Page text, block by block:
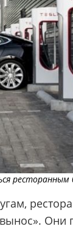
ресторанным
Они